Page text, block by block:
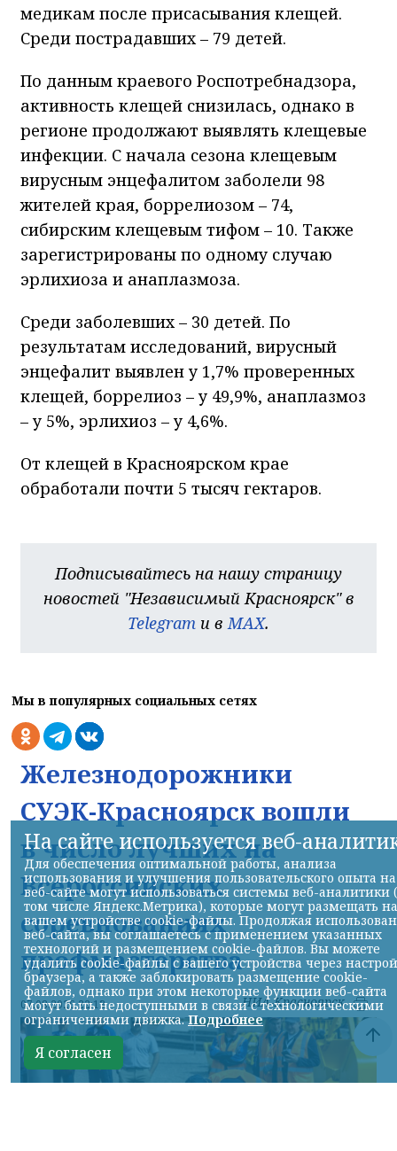
медикам после присасывания клещей.
Среди пострадавших – 79 детей.
По данным краевого Роспотребнадзора,
активность клещей снизилась, однако в
регионе продолжают выявлять клещевые
инфекции. С начала сезона клещевым
вирусным энцефалитом заболели 98
жителей края, боррелиозом – 74,
сибирским клещевым тифом – 10. Также
зарегистрированы по одному случаю
эрлихиоза и анаплазмоза.
Среди заболевших – 30 детей. По
результатам исследований, вирусный
энцефалит выявлен у 1,7% проверенных
клещей, боррелиоз – у 49,9%, анаплазмоз
– у 5%, эрлихиоз – у 4,6%.
От клещей в Красноярском крае
обработали почти 5 тысяч гектаров.
Подписывайтесь на нашу страницу
новостей "Независимый Красноярск" в
Telegram и вMAX.
Мы в популярных социальных сетях
Железнодорожники
СУЭК-Красноярск вошли
в число лучших на
Всероссийских
соревнованиях
профмастерства
07.08.2026 22:13 НИА-Красноярск
На сайте используется веб-
Для обеспечения оптимальной работы, анализа
использования и улучшения пользовательского опыта на
веб-сайте могут использоваться системы веб-аналитики
том числе Яндекс.Метрика), которые могут размещать на
вашем устройстве cookie-файлы. Продолжая
веб-сайта, вы соглашаетесь с применением указанных
технологий и размещением cookie-файлов. Вы можете
удалить cookie-файлы с вашего устройства через
браузера, а также заблокировать размещение cookie-
файлов, однако при этом некоторые функции веб-сайта
могут быть недоступными в связи с технологическими
ограничениями движка.Подробнее
Я согласен